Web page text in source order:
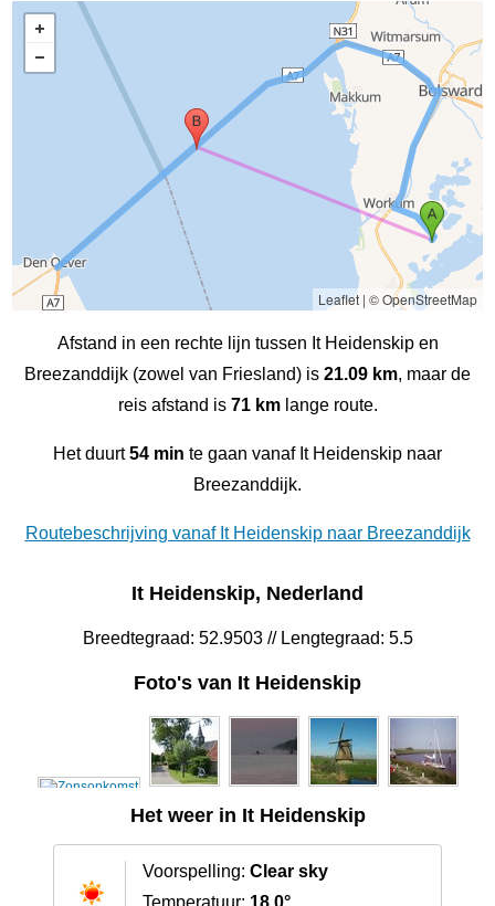
Leaflet| © OpenStreetMap
Afstand in een rechte lijn tussen It Heidenskip en
Breezanddijk (zowel van Friesland) is 21.09 km, maar de
reis afstand is 71 kmlange route.
Het duurt54 min te gaan vanaf It Heidenskip naar
Breezanddijk.
Routebeschrijving vanaf It Heidenskip naar Breezanddijk
It Heidenskip, Nederland
Breedtegraad: 52.9503 // Lengtegraad: 5.5
Foto's van It Heidenskip
Het weer in It Heidenskip
Voorspelling: Clear sky